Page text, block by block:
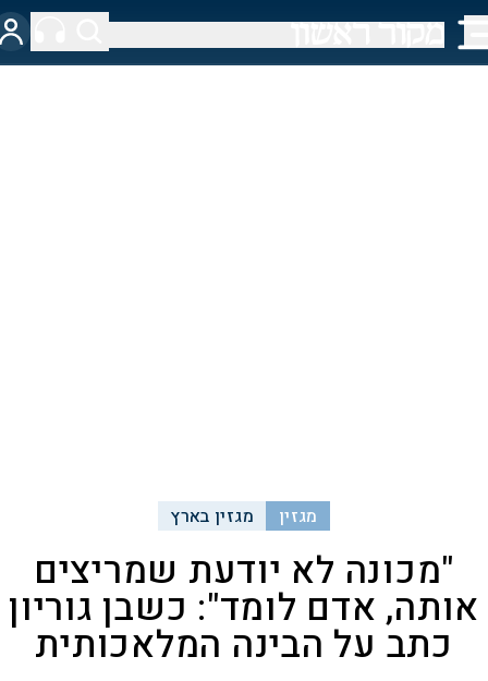
מגזין מגזין בארץ
"מכונה לא יודעת שמריצים
אותה, אדם לומד": כשבן גוריון
כתב על הבינה המלאכותית